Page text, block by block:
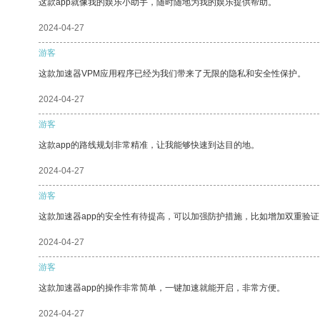
这款app就像我的娱乐小助手，随时随地为我的娱乐提供帮助。
2024-04-27
游客
这款加速器VPM应用程序已经为我们带来了无限的隐私和安全性保护。
2024-04-27
游客
这款app的路线规划非常精准，让我能够快速到达目的地。
2024-04-27
游客
这款加速器app的安全性有待提高，可以加强防护措施，比如增加双重验
2024-04-27
游客
这款加速器app的操作非常简单，一键加速就能开启，非常方便。
2024-04-27